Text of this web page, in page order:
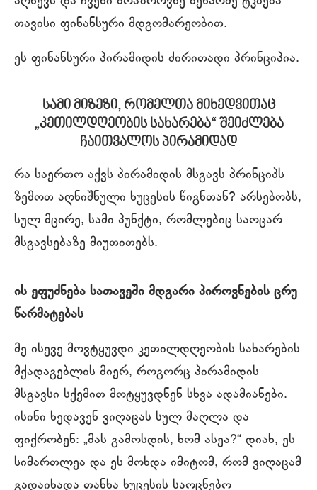
თავისი ფინანსური მდგომარეობით.
ეს ფინანსური პირამიდის ძირითადი პრინციპია.
სამი მიზეზი, რომელთა მიხედვითაც
„კეთილდღეობის სახარება“ შეიძლება
ჩაითვალოს პირამიდად
რა საერთო აქვს პირამიდის მსგავს პრინციპს
ზემოთ აღნიშნული ხუცესის წიგნთან? არსებობს,
სულ მცირე, სამი პუნქტი, რომლებიც საოცარ
მსგავსებაზე მიუთითებს.
ის ეფუძნება სათავეში მდგარი პიროვნების ცრუ
წარმატებას
მე ისევე მოვტყუვდი კეთილდღეობის სახარების
მქადაგებლის მიერ, როგორც პირამიდის
მსგავსი სქემით მოტყუვდნენ სხვა ადამიანები.
ისინი ხედავენ ვიღაცას სულ მაღლა და
ფიქრობენ: „მას გამოსდის, ხომ ასეა?“ დიახ, ეს
სიმართლეა და ეს მოხდა იმიტომ, რომ ვიღაცამ
გადაიხადა თანხა ხუცესის საოცნებო